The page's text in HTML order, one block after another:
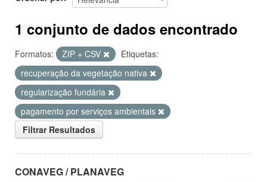
1 conjunto de dados encontrado
Formatos: ZIP + CSV
Etiquetas:
recuperação da vegetação nativa
regularização fundária
pagamento por serviços ambientais
Filtrar Resultados
CONAVEG / PLANAVEG